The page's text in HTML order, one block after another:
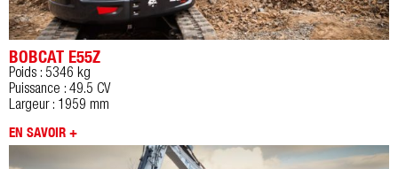
BOBCAT E55Z
Poids : 5346 kg
Puissance : 49.5 CV
Largeur : 1959 mm
EN SAVOIR +